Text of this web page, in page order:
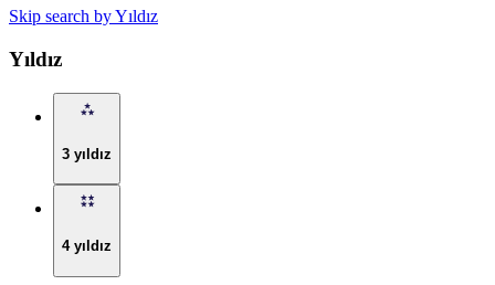
Skip search by Yıldız
Yıldız
3 yıldız
4 yıldız